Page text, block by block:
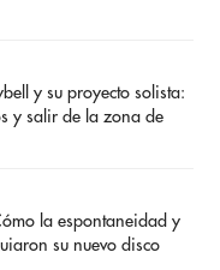
y su proyecto solista:
y salir de la zona de
la espontaneidad y
su nuevo disco